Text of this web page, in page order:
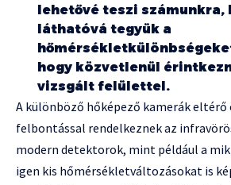
lehetővé teszi számunkra,
láthatóvá tegyük a
hogy közvetlenül
vizsgált felülettel.
A különböző hőképező kamerák eltérő
felbontással rendelkeznek az
modern detektorok, mint például a
igen kis hőmérsékletváltozásokat is